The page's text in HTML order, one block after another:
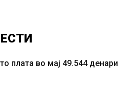
плата во мај 49.544 денари